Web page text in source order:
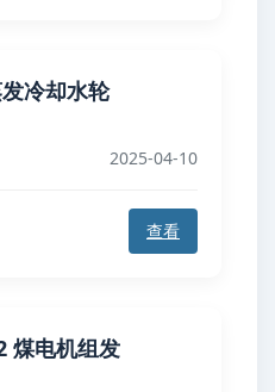
冷却水轮
2025-04-10
查看
煤电机组发